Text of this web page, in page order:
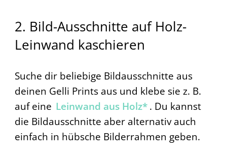
2. Bild-Ausschnitte auf Holz-
Leinwand kaschieren
Suche dir beliebige Bildausschnitte aus
deinen Gelli Prints aus und klebe sie z. B.
auf eine Leinwand aus Holz*. Du kannst
die Bildausschnitte aber alternativ auch
einfach in hübsche Bilderrahmen geben.